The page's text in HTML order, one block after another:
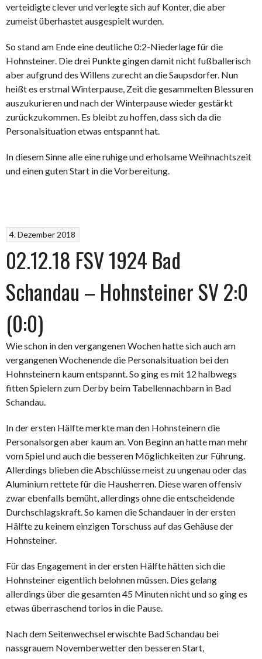
verteidigte clever und verlegte sich auf Konter, die aber
zumeist überhastet ausgespielt wurden.
So stand am Ende eine deutliche 0:2-Niederlage für die
Hohnsteiner. Die drei Punkte gingen damit nicht fußballerisch
aber aufgrund des Willens zurecht an die Saupsdorfer. Nun
heißt es erstmal Winterpause, Zeit die gesammelten Blessuren
auszukurieren und nach der Winterpause wieder gestärkt
zurückzukommen. Es bleibt zu hoffen, dass sich da die
Personalsituation etwas entspannt hat.
In diesem Sinne alle eine ruhige und erholsame Weihnachtszeit
und einen guten Start in die Vorbereitung.
4. Dezember 2018
02.12.18 FSV 1924 Bad
Schandau – Hohnsteiner SV 2:0
(0:0)
Wie schon in den vergangenen Wochen hatte sich auch am
vergangenen Wochenende die Personalsituation bei den
Hohnsteinern kaum entspannt. So ging es mit 12 halbwegs
fitten Spielern zum Derby beim Tabellennachbarn in Bad
Schandau.
In der ersten Hälfte merkte man den Hohnsteinern die
Personalsorgen aber kaum an. Von Beginn an hatte man mehr
vom Spiel und auch die besseren Möglichkeiten zur Führung.
Allerdings blieben die Abschlüsse meist zu ungenau oder das
Aluminium rettete für die Hausherren. Diese waren offensiv
zwar ebenfalls bemüht, allerdings ohne die entscheidende
Durchschlagskraft. So kamen die Schandauer in der ersten
Hälfte zu keinem einzigen Torschuss auf das Gehäuse der
Hohnsteiner.
Für das Engagement in der ersten Hälfte hätten sich die
Hohnsteiner eigentlich belohnen müssen. Dies gelang
allerdings über die gesamten 45 Minuten nicht und so ging es
etwas überraschend torlos in die Pause.
Nach dem Seitenwechsel erwischte Bad Schandau bei
nassgrauem Novemberwetter den besseren Start,